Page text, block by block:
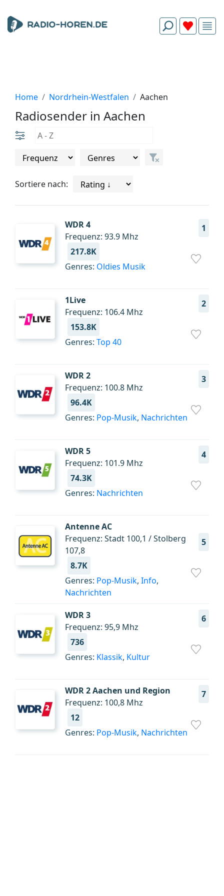
Home Nordrhein-Westfalen Aachen
Radiosender in Aachen
Sortiere nach:
WDR 4 1
Frequenz: 93.9 Mhz
217.8K
Genres: Oldies Musik
1Live 2
Frequenz: 106.4 Mhz
153.8K
Genres: Top 40
WDR 2 3
Frequenz: 100.8 Mhz
96.4K
Genres: Pop-Musik, Nachrichten
WDR 5 4
Frequenz: 101.9 Mhz
74.3K
Genres: Nachrichten
Antenne AC
5
Frequenz: Stadt 100,1 / Stolberg
107,8
8.7K
Genres: Pop-Musik, Info,
Nachrichten
WDR 3 6
Frequenz: 95,9 Mhz
736
Genres: Klassik, Kultur
WDR 2 Aachen und Region 7
Frequenz: 100,8 Mhz
12
Genres: Pop-Musik, Nachrichten